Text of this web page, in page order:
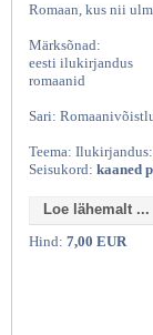
Romaan, kus nii
Märksõnad:
eesti ilukirjandus
romaanid
Sari:
Teema:
Seisukord: kaaned
Loe lähemalt ...
Hind: 7,00 EUR